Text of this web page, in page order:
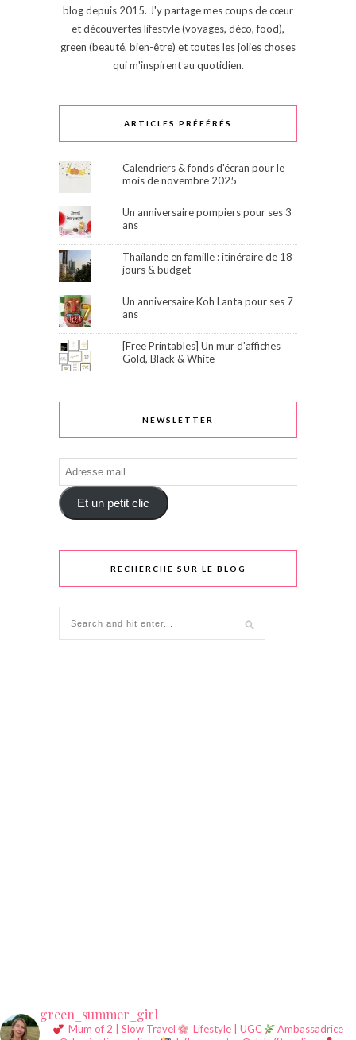
blog depuis 2015. J'y partage mes coups de cœur
et découvertes lifestyle (voyages, déco, food),
green (beauté, bien-être) et toutes les jolies choses
qui m'inspirent au quotidien.
ARTICLES PRÉFÉRÉS
Calendriers & fonds d'écran pour le
mois de novembre 2025
Un anniversaire pompiers pour ses 3
ans
Thaïlande en famille : itinéraire de 18
jours & budget
Un anniversaire Koh Lanta pour ses 7
ans
[Free Printables] Un mur d'affiches
Gold, Black & White
NEWSLETTER
Adresse
mail
Et un petit clic
RECHERCHE SUR LE BLOG
green_summer_girl
Mum of 2 | Slow Travel Lifestyle | UGC
Ambassadrice